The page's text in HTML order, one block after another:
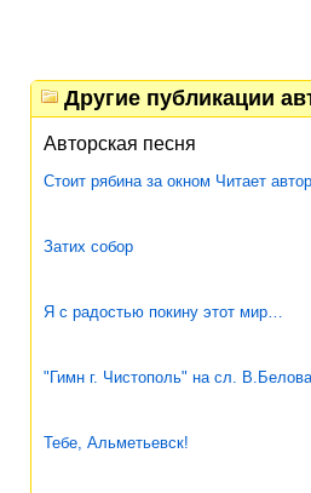
Другие публикации
Авторская песня
Стоит рябина за окном Читает
Затих собор
Я с радостью покину этот мир…
"Гимн г. Чистополь" на сл. В.Белова
Тебе, Альметьевск!